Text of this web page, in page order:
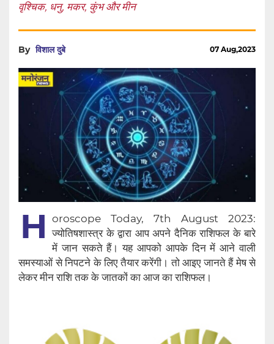
वृश्चिक, धनु, मकर, कुंभ और मीन
By विशाल दुबे 07 Aug,2023
H oroscope Today, 7th August 2023:
ज्योतिषशास्त्र के द्वारा आप अपने दैनिक राशिफल के बारे
में जान सकते हैं। यह आपको आपके दिन में आने वाली
समस्याओं से निपटने के लिए तैयार करेंगी। तो आइए जानते हैं मेष से
लेकर मीन राशि तक के जातकों का आज का राशिफल।